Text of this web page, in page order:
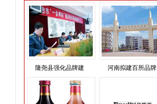
隆尧县强化品牌建 河南拟建百所品牌